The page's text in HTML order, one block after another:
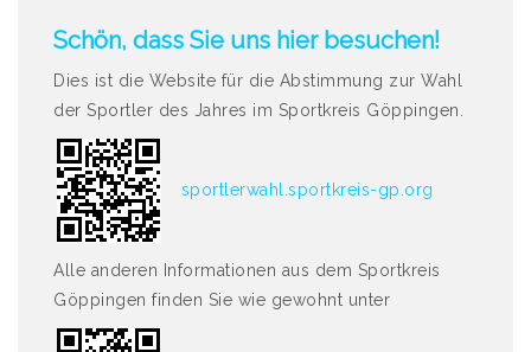
Schön, dass Sie uns hier besuchen!
Dies ist die Website für die Abstimmung zur Wahl
der Sportler des Jahres im Sportkreis Göppingen.
sportlerwahl.sportkreis-gp.org
Alle anderen Informationen aus dem Sportkreis
Göppingen finden Sie wie gewohnt unter